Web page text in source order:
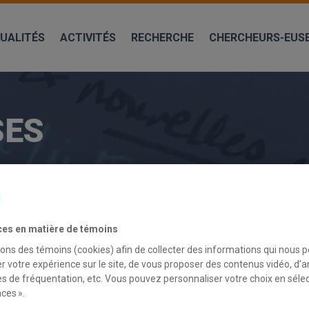
ACTIVITÉS RECHERCHE CHERCHEURS-
STRATÉGIQUE DANS
en matière de témoins
des témoins (cookies) afin de collecter des informations qui nous
votre expérience sur le site, de vous proposer des contenus vidéo,
de fréquentation, etc. Vous pouvez personnaliser votre choix en
».